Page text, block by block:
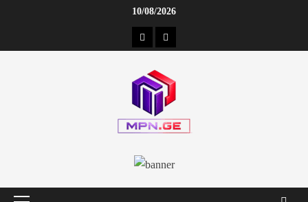
10/08/2026
კონტაქტი
ჩვენ